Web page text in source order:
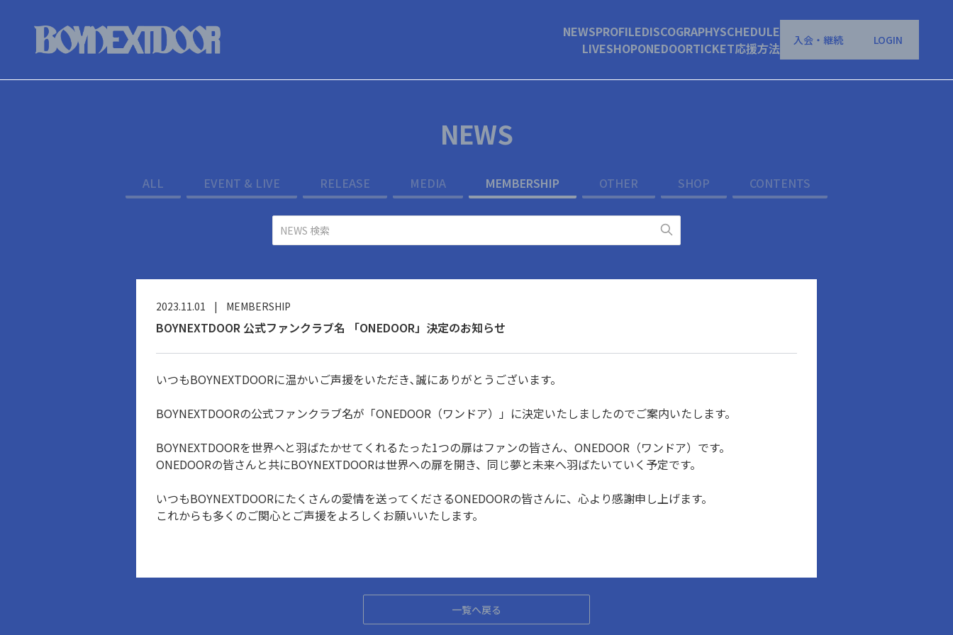
NEWSPROFILEDISCOGRAPHYSCHEDULE
LIVESHOPONEDOORTICKET応援方法 入会・継続 LOGIN
NEWS
ALL EVENT & LIVE RELEASE MEDIA MEMBERSHIP OTHER SHOP CONTENTS
2023.11.01 | MEMBERSHIP
BOYNEXTDOOR 公式ファンクラブ名 「ONEDOOR」決定のお知らせ
いつもBOYNEXTDOORに温かいご声援をいただき､誠にありがとうございます。
BOYNEXTDOORの公式ファンクラブ名が「ONEDOOR（ワンドア）」に決定いたしましたのでご案内いたします。
BOYNEXTDOORを世界へと羽ばたかせてくれるたった1つの扉はファンの皆さん、ONEDOOR（ワンドア）です。
ONEDOORの皆さんと共にBOYNEXTDOORは世界への扉を開き、同じ夢と未来へ羽ばたいていく予定です。
いつもBOYNEXTDOORにたくさんの愛情を送ってくださるONEDOORの皆さんに、心より感謝申し上げます。
これからも多くのご関心とご声援をよろしくお願いいたします。
一覧へ戻る